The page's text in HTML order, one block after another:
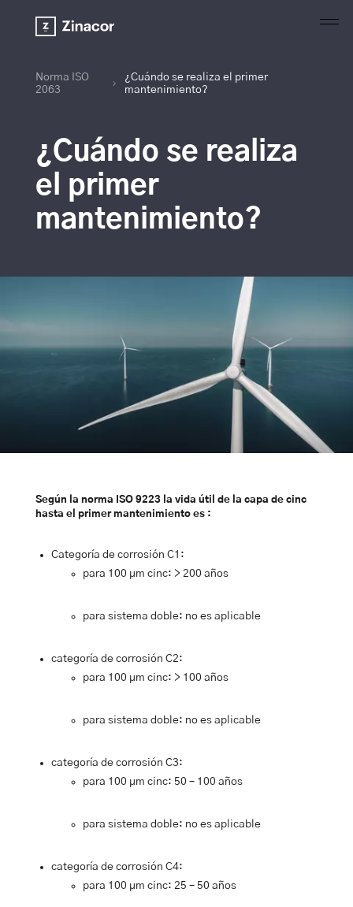
Norma ISO
2063
¿Cuándo se realiza el primer
mantenimiento?
¿Cuándo se realiza
el primer
mantenimiento?
Según la norma ISO 9223 la vida útil de la capa de cinc
hasta el primer mantenimiento es :
Categoría de corrosión C1:
para 100 µm cinc: > 200 años
para sistema doble: noes aplicable
categoría de corrosión C2:
para 100 µm cinc: > 100 años
para sistema doble: noes aplicable
categoría de corrosión C3:
para 100 µm cinc: 50 – 100 años
para sistema doble: noes aplicable
categoría de corrosión C4:
para 100 µm cinc: 25 – 50 años